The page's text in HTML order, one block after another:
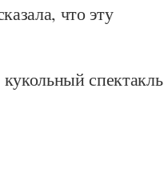
что эту
спектакль